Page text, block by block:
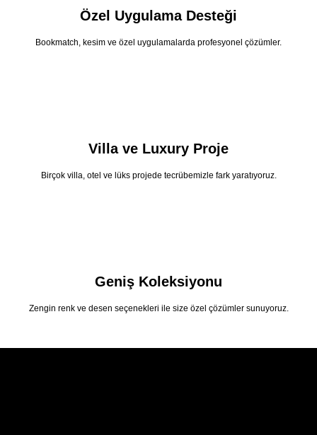
Özel Uygulama Desteği
Bookmatch, kesim ve özel uygulamalarda profesyonel çözümler.
Villa ve Luxury Proje
Birçok villa, otel ve lüks projede tecrübemizle fark yaratıyoruz.
Geniş Koleksiyonu
Zengin renk ve desen seçenekleri ile size özel çözümler sunuyoruz.